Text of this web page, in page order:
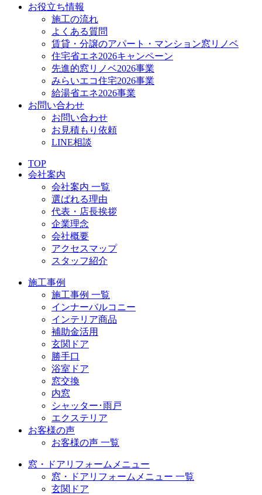
お役立ち情報
施工の流れ
よくある質問
賃貸・分譲のアパート・マンション窓リノベ
住宅省エネ2026キャンペーン
先進的窓リノベ2026事業
みらいエコ住宅2026事業
給湯省エネ2026事業
お問い合わせ
お問い合わせ
お見積もり依頼
LINE相談
TOP
会社案内
会社案内 一覧
選ばれる理由
代表・店長挨拶
企業理念
会社概要
アクセスマップ
スタッフ紹介
施工事例
施工事例 一覧
インナーバルコニー
インテリア商品
補助金活用
玄関ドア
勝手口
浴室ドア
窓交換
内窓
シャッター･雨戸
エクステリア
お客様の声
お客様の声 一覧
窓・ドアリフォームメニュー
窓・ドアリフォームメニュー 一覧
玄関ドア